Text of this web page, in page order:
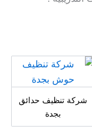
شركة تنظيف حدائق
بجدة